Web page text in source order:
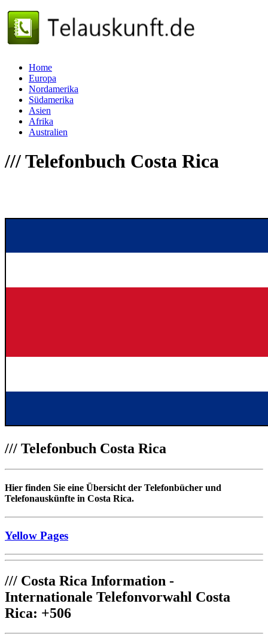
Home
Europa
Nordamerika
Südamerika
Asien
Afrika
Australien
///Telefonbuch Costa Rica
/// Telefonbuch Costa Rica
Hier finden Sie eine Übersicht der Telefonbücher und
Telefonauskünfte in Costa Rica.
Yellow Pages
/// Costa Rica Information -
Internationale Telefonvorwahl Costa
Rica: +506